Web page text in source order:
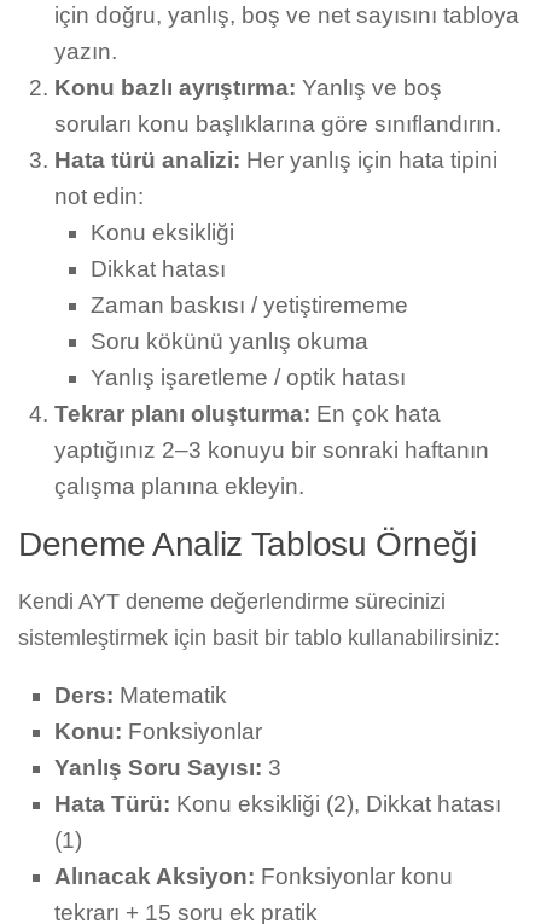
için doğru, yanlış, boş ve net sayısını tabloya
yazın.
Konu bazlı ayrıştırma: Yanlış ve boş
soruları konu başlıklarına göre sınıflandırın.
Hata türü analizi: Her yanlış için hata tipini
not edin:
Konu eksikliği
Dikkat hatası
Zaman baskısı / yetiştirememe
Soru kökünü yanlış okuma
Yanlış işaretleme / optik hatası
Tekrar planı oluşturma: En çok hata
yaptığınız 2–3 konuyu bir sonraki haftanın
çalışma planına ekleyin.
Deneme Analiz Tablosu Örneği
Kendi AYT deneme değerlendirme sürecinizi
sistemleştirmek için basit bir tablo kullanabilirsiniz:
Ders: Matematik
Konu: Fonksiyonlar
Yanlış Soru Sayısı: 3
Hata Türü: Konu eksikliği (2), Dikkat hatası
(1)
Alınacak Aksiyon: Fonksiyonlar konu
tekrarı + 15 soru ek pratik